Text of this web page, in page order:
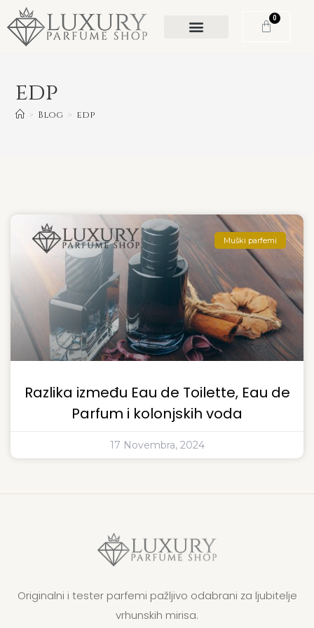
0
edp
> Blog > edp
Muški parfemi
Razlika između Eau de Toilette, Eau de
Parfum i kolonjskih voda
17 Novembra, 2024
Originalni i tester parfemi pažljivo odabrani za ljubitelje
vrhunskih mirisa.